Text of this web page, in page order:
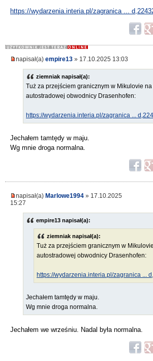
https://wydarzenia.interia.pl/zagranica ...
napisał(a) empire13 » 17.10.2025 13:03
ziemniak napisał(a):
Tuż za przejściem granicznym w Mikulovie
autostradowej obwodnicy Drasenhofen:
https://wydarzenia.interia.pl/zagranica ...
Jechałem tamtędy w maju.
Wg mnie droga normalna.
napisał(a) Marlowe1994 » 17.10.2025
15:27
empire13 napisał(a):
ziemniak napisał(a):
Tuż za przejściem granicznym w
autostradowej obwodnicy Drasenhofen:
https://wydarzenia.interia.pl/zagranica ...
Jechałem tamtędy w maju.
Wg mnie droga normalna.
Jechałem we wrześniu. Nadal była normalna.